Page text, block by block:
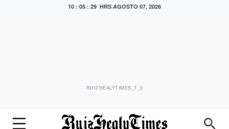
10 : 05 : 30 HRS AGOSTO 07, 2026
RUIZHEALYTIMES_T_0